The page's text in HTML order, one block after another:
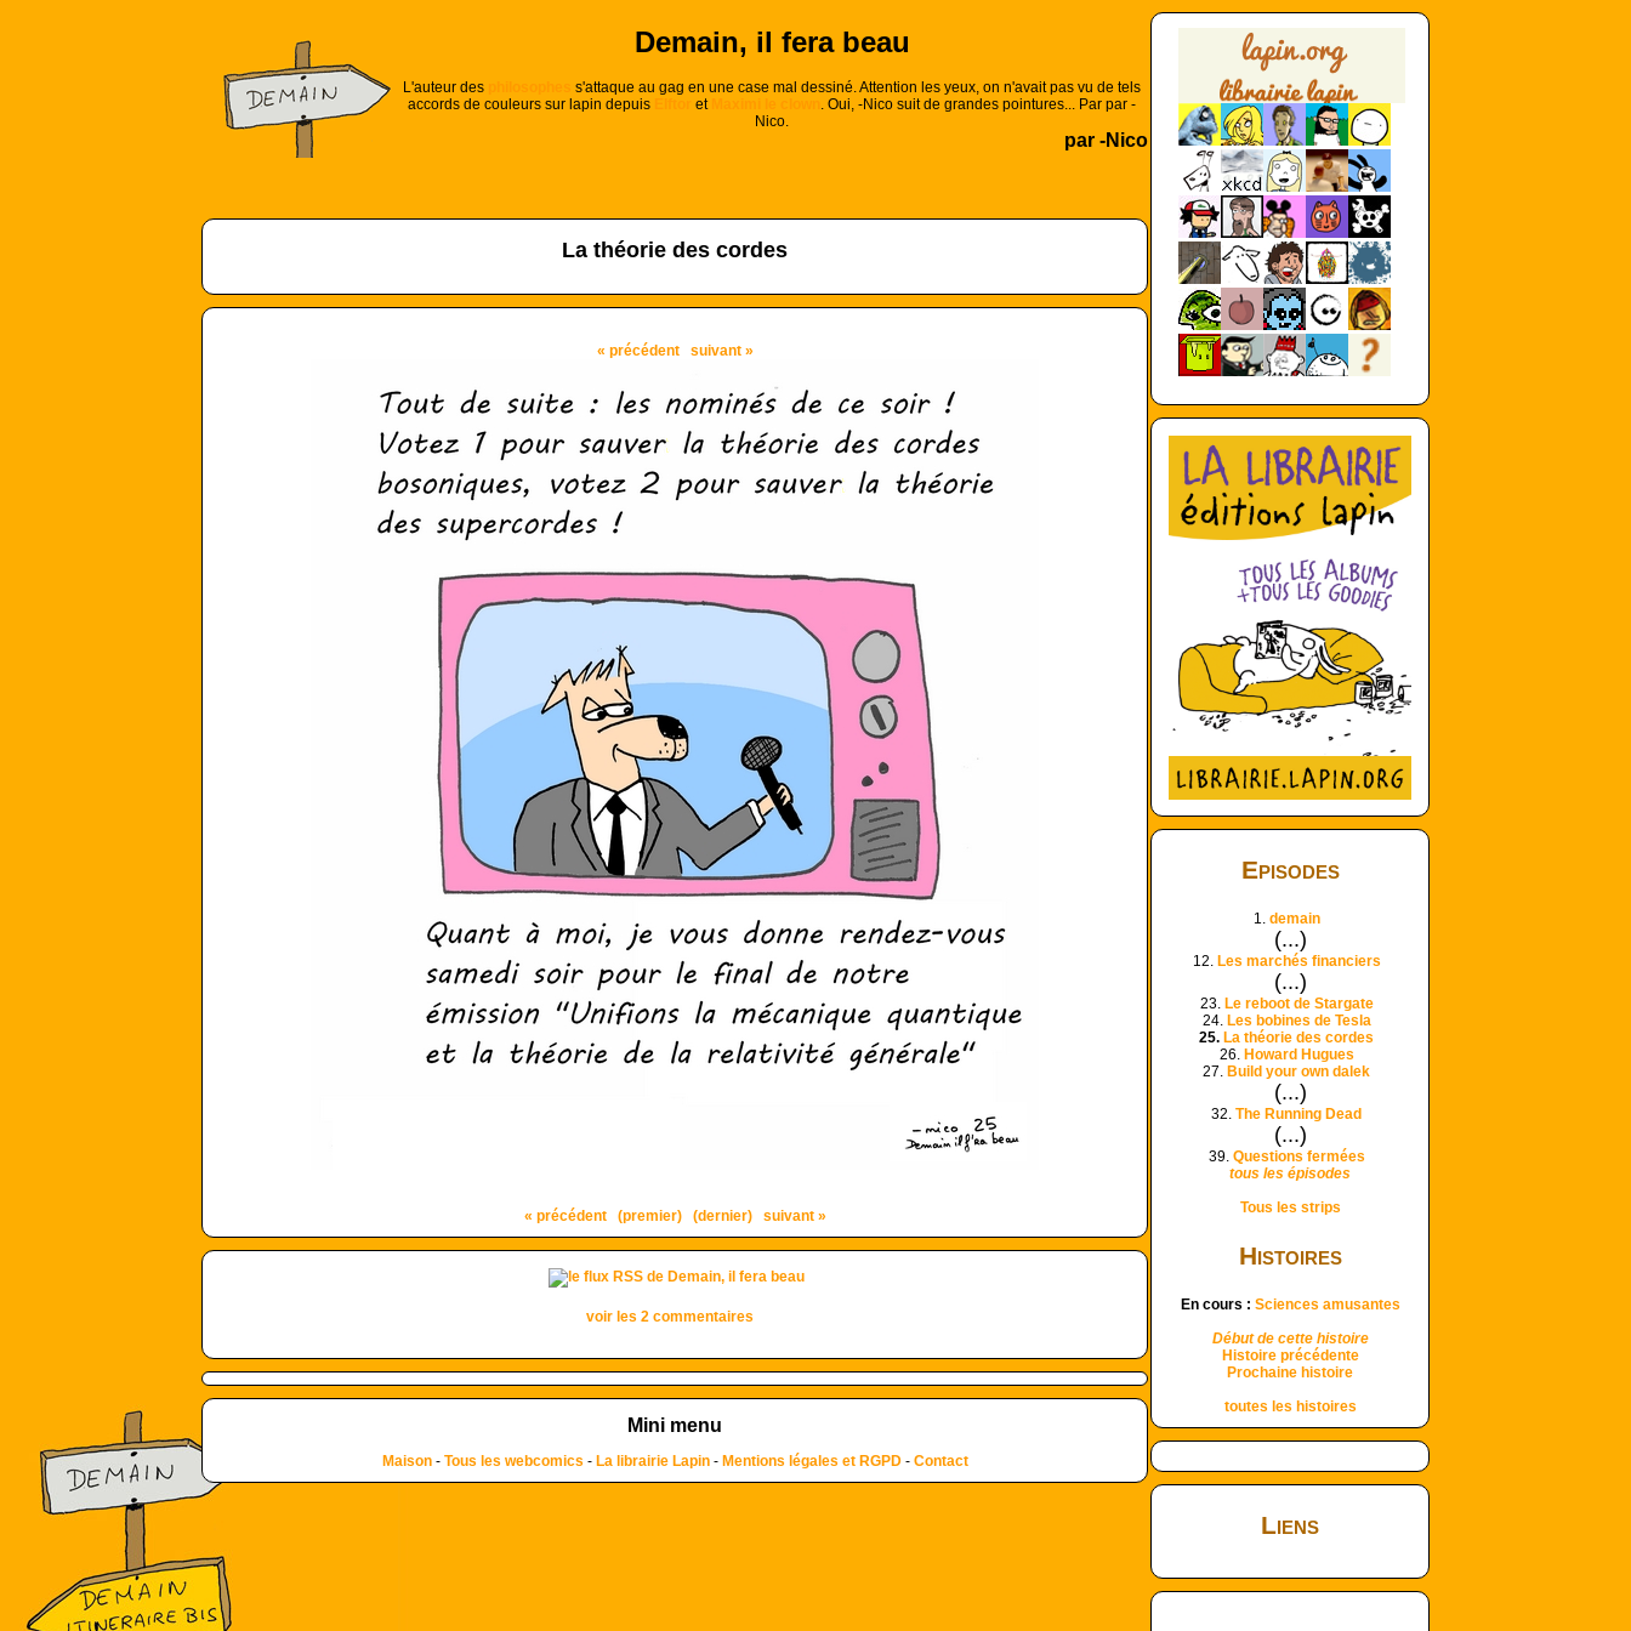
Demain, il fera beau
L'auteur des
s'attaque au gag en une case mal dessiné. Attention les yeux, on n'avait pas vu de tels
accords de couleurs sur lapin depuis
et
. Oui, -Nico suit de grandes pointures... Par par -
Nico.
par -Nico
La théorie des cordes
« précédent suivant »
« précédent (premier) (dernier) suivant »
voir les 2 commentaires
Mini menu
Maison- Tous les webcomics - La librairie Lapin- Mentions légales et RGPD- Contact
Episodes
1. demain
(...)
12. Les marchés financiers
(...)
23. Le reboot de Stargate
24. Les bobines de Tesla
25. La théorie des cordes
26. Howard Hugues
27. Build your own dalek
(...)
32. The Running Dead
(...)
39. Questions fermées
tous les épisodes
Tous les strips
Histoires
En cours : Sciences amusantes
Début de cette histoire
Histoire précédente
Prochaine histoire
toutes les histoires
Liens